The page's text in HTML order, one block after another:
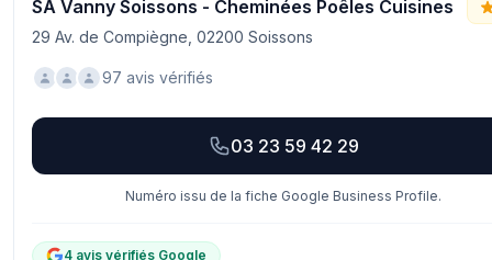
SA Vanny Soissons - Cheminées Poêles Cuisines
29 Av. de Compiègne, 02200 Soissons
97 avis vérifiés
03 23 59 42 29
Numéro issu de la fiche Google Business Profile.
4 avis vérifiés Google